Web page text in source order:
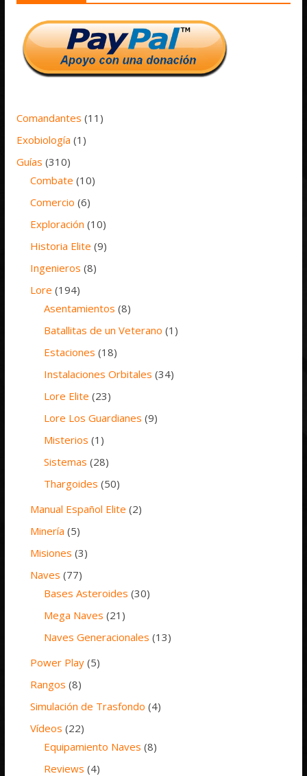
Comandantes (11)
Exobiología (1)
Guías (310)
Combate (10)
Comercio (6)
Exploración (10)
Historia Elite (9)
Ingenieros (8)
Lore (194)
Asentamientos (8)
Batallitas de un Veterano (1)
Estaciones (18)
Instalaciones Orbitales (34)
Lore Elite (23)
Lore Los Guardianes (9)
Misterios (1)
Sistemas (28)
Thargoides (50)
Manual Español Elite (2)
Minería (5)
Misiones (3)
Naves (77)
Bases Asteroides (30)
Mega Naves (21)
Naves Generacionales (13)
Power Play (5)
Rangos (8)
Simulación de Trasfondo (4)
Vídeos (22)
Equipamiento Naves (8)
Reviews (4)